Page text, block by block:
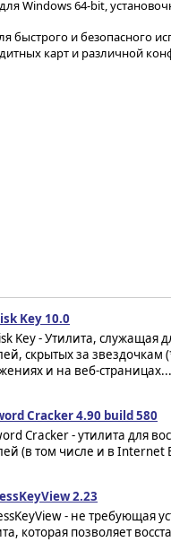
Windows 64-bit,
быстрого и безопасного
карт и различной
Key 10.0
Key - Утилита, служащая
скрытых за звездочкам
и на веб-страницах...
Cracker 4.90 build 580
Cracker - утилита для
(в том числе и в Internet
2.23
- не требующая
которая позволяет